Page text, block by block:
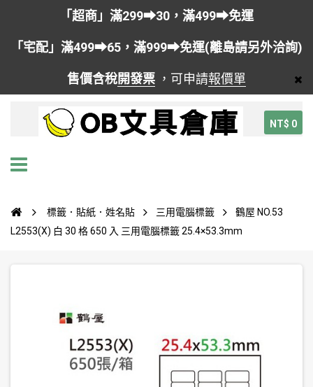
「超商」滿299➡30，滿499➡免運
「宅配」滿499➡65，滿999➡免運(離島請另外洽詢)
售價含稅開發票 ，可申請報價單
NT$ 0
標籤．貼紙．姓名貼 三用電腦標籤
鶴屋 NO.53
L2553(X) 白 30 格 650 入 三用電腦標籤 25.4×53.3mm